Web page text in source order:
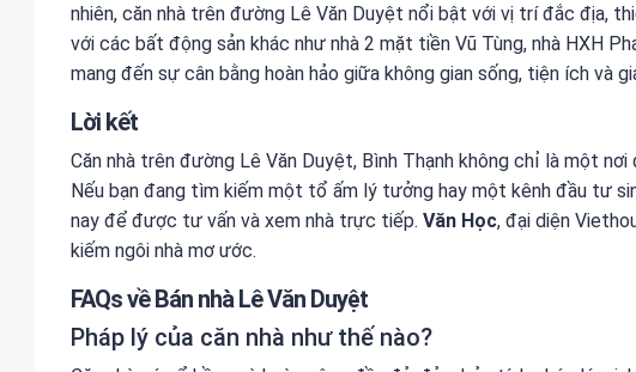
nhiên, căn nhà trên đường Lê Văn Duyệt nổi bật với vị trí đắc địa,
với các bất động sản khác như nhà 2 mặt tiền Vũ Tùng, nhà HXH
mang đến sự cân bằng hoàn hảo giữa không gian sống, tiện ích và
Lời kết
Căn nhà trên đường Lê Văn Duyệt, Bình Thạnh không chỉ là một
Nếu bạn đang tìm kiếm một tổ ấm lý tưởng hay một kênh đầu tư
nay để được tư vấn và xem nhà trực tiếp. Văn Học, đại diện
kiếm ngôi nhà mơ ước.
FAQs về Bán nhà Lê Văn Duyệt
Pháp lý của căn nhà như thế nào?